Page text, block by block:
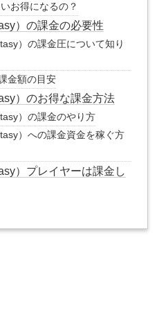
お得になるの？
）の課金の必要性
）の課金圧について知り
金額の目安
）のお得な課金方法
）の課金のやり方
）への課金資金を稼ぐ方
）プレイヤーは課金し